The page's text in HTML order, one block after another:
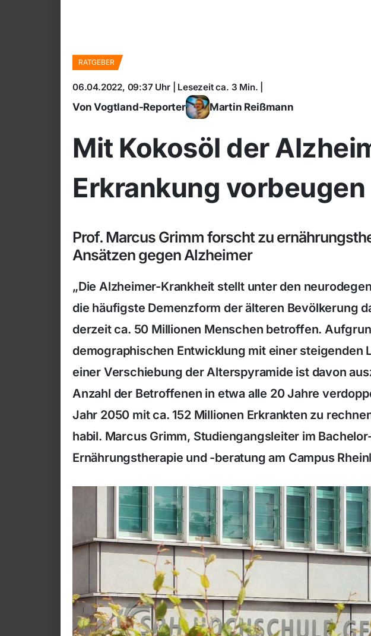
RATGEBER
06.04.2022, 09:37 Uhr | Lesezeit ca. 3 Min. |
Von Vogtland-Reporter Martin Reißmann
Mit Kokosöl der
Erkrankung vorbeugen
Prof. Marcus Grimm forscht zu
Ansätzen gegen Alzheimer
„Die Alzheimer-Krankheit stellt unter den
die häufigste Demenzform der älteren Bevölkerung
derzeit ca. 50 Millionen Menschen betroffen.
demographischen Entwicklung mit einer steigenden
einer Verschiebung der Alterspyramide ist davon
Anzahl der Betroffenen in etwa alle 20 Jahre
Jahr 2050 mit ca. 152 Millionen Erkrankten zu
habil. Marcus Grimm, Studiengangsleiter im
Ernährungstherapie und -beratung am Campus